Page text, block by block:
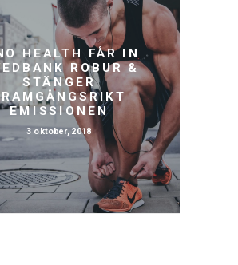
HEALTH FÅR IN
ROBUR &
STÄNGER
EMISSIONEN
3 oktober, 2018